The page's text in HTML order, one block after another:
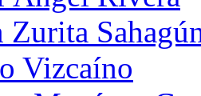
Zurita
Vizcaíno